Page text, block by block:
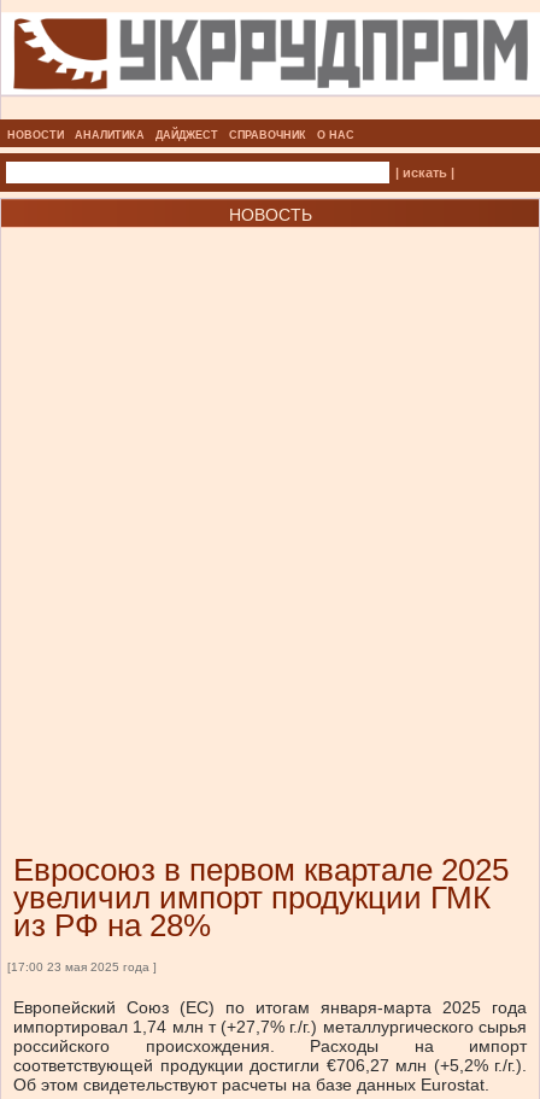
НОВОСТИ АНАЛИТИКА ДАЙДЖЕСТ СПРАВОЧНИК О НАС
| искать |
НОВОСТЬ
Евросоюз в первом квартале 2025
увеличил импорт продукции ГМК
из РФ на 28%
[17:00 23 мая 2025 года ]
Европейский Союз (ЕС) по итогам января-марта 2025 года
импортировал 1,74 млн т (+27,7% г./г.) металлургического сырья
российского происхождения. Расходы на импорт
соответствующей продукции достигли €706,27 млн (+5,2% г./г.).
Об этом свидетельствуют расчеты на базе данных Eurostat.